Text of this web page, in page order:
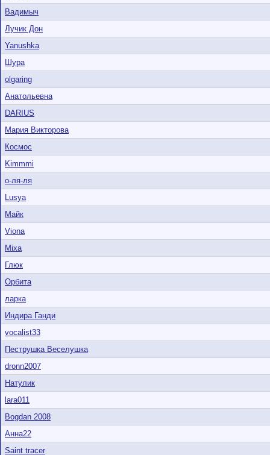
Вадимыч
Лучик Дон
Yanushka
Шура
olgaring
Анатольевна
DARIUS
Мария Викторова
Космос
Kimmmi
о-ля-ля
Lusya
Майк
Viona
Mixa
Глюк
Орбита
ларка
Индира Ганди
vocalist33
Пеструшка Веселушка
dronn2007
Натулик
lara011
Bogdan 2008
Анна22
Saint tracer